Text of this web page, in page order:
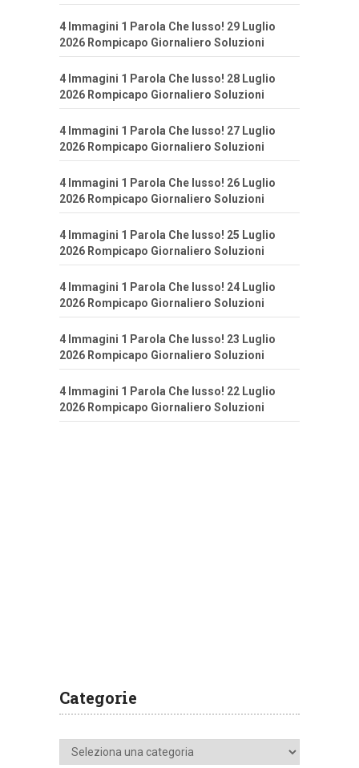
4 Immagini 1 Parola Che lusso! 29 Luglio
2026 Rompicapo Giornaliero Soluzioni
4 Immagini 1 Parola Che lusso! 28 Luglio
2026 Rompicapo Giornaliero Soluzioni
4 Immagini 1 Parola Che lusso! 27 Luglio
2026 Rompicapo Giornaliero Soluzioni
4 Immagini 1 Parola Che lusso! 26 Luglio
2026 Rompicapo Giornaliero Soluzioni
4 Immagini 1 Parola Che lusso! 25 Luglio
2026 Rompicapo Giornaliero Soluzioni
4 Immagini 1 Parola Che lusso! 24 Luglio
2026 Rompicapo Giornaliero Soluzioni
4 Immagini 1 Parola Che lusso! 23 Luglio
2026 Rompicapo Giornaliero Soluzioni
4 Immagini 1 Parola Che lusso! 22 Luglio
2026 Rompicapo Giornaliero Soluzioni
Categorie
Categorie